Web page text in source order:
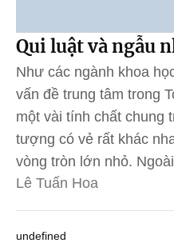
Qui luật và ngẫu
Như các ngành khoa
vấn đề trung tâm trong
một vài tính chất chung
tượng có vẻ rất khác
vòng tròn lớn nhỏ.
Lê Tuấn Hoa
undefined